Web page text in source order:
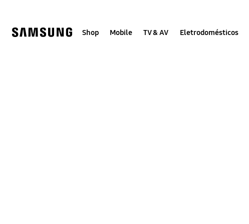
Shop Mobile TV & AV Eletrodomésticos